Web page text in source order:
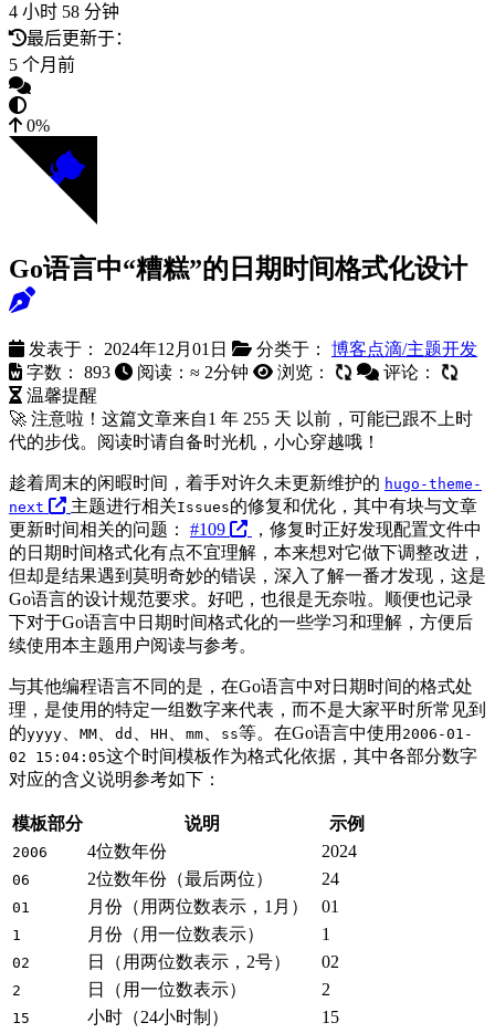
4 小时 58 分钟
最后更新于：
5 个月前
0%
Go语言中“糟糕”的日期时间格式化设计
发表于： 2024年12月01日 分类于： 博客点滴/主题开发
字数：
893 阅读：≈ 2分钟 浏览：
评论：
温馨提醒
🚀 注意啦！这篇文章来自1 年 255 天 以前，可能已跟不上时
代的步伐。阅读时请自备时光机，小心穿越哦！
趁着周末的闲暇时间，着手对许久未更新维护的 hugo-theme-
next
主题进行相关Issues的修复和优化，其中有块与文章
更新时间相关的问题： #109
，修复时正好发现配置文件中
的日期时间格式化有点不宜理解，本来想对它做下调整改进，
但却是结果遇到莫明奇妙的错误，深入了解一番才发现，这是
Go语言的设计规范要求。好吧，也很是无奈啦。顺便也记录
下对于Go语言中日期时间格式化的一些学习和理解，方便后
续使用本主题用户阅读与参考。
与其他编程语言不同的是，在Go语言中对日期时间的格式处
理，是使用的特定一组数字来代表，而不是大家平时所常见到
的yyyy MM dd HH mm ss等。在Go语言中使用 2006-01-
02 15:04:05这个时间模板作为格式化依据，其中各部分数字
对应的含义说明参考如下：
模板部分 说明 示例
2006 4位数年份 2024
06 2位数年份（最后两位） 24
01 月份（用两位数表示，1月） 01
1 月份（用一位数表示） 1
02 日（用两位数表示，2号） 02
2 日（用一位数表示） 2
15 小时（24小时制） 15